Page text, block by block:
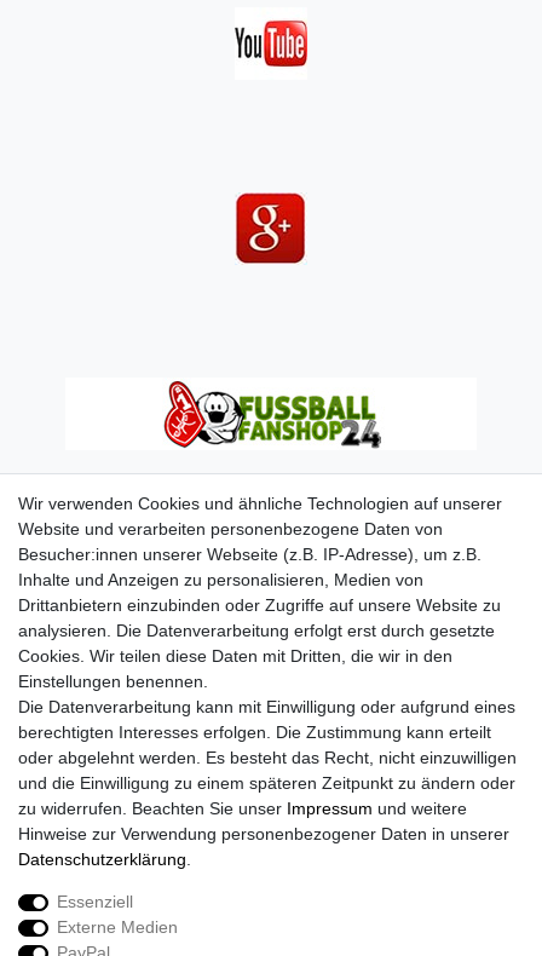
Wir verwenden Cookies und ähnliche Technologien auf unserer
Website und verarbeiten personenbezogene Daten von
Besucher:innen unserer Webseite (z.B. IP-Adresse), um z.B.
Inhalte und Anzeigen zu personalisieren, Medien von
Drittanbietern einzubinden oder Zugriffe auf unsere Website zu
analysieren. Die Datenverarbeitung erfolgt erst durch gesetzte
Cookies. Wir teilen diese Daten mit Dritten, die wir in den
Einstellungen benennen.
Die Datenverarbeitung kann mit Einwilligung oder aufgrund eines
berechtigten Interesses erfolgen. Die Zustimmung kann erteilt
oder abgelehnt werden. Es besteht das Recht, nicht einzuwilligen
und die Einwilligung zu einem späteren Zeitpunkt zu ändern oder
zu widerrufen. Beachten Sie unser Impressum und weitere
Hinweise zur Verwendung personenbezogener Daten in unserer
Daten­schutz­erklärung
Essenziell
Externe Medien